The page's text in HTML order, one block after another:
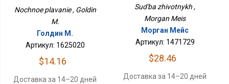
Nochnoe plavanie , Goldin
M.
Голдин М.
Артикул: 1625020
$14.16
Доставка за 14–20 дней
Sud'ba zhivotnykh ,
Morgan Meis
Морган Мейс
Артикул: 1471729
$28.46
Доставка за 14–20 дней